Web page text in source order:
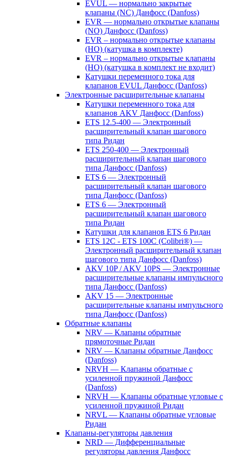
EVUL — нормально закрытые
клапаны (NC) Данфосс (Danfoss)
EVR — нормально открытые клапаны
(NO) Данфосс (Danfoss)
EVR – нормально открытые клапаны
(НО) (катушка в комплекте)
EVR – нормально открытые клапаны
(НО) (катушка в комплект не входит)
Катушки переменного тока для
клапанов EVUL Данфосс (Danfoss)
Электронные расширительные клапаны
Катушки переменного тока для
клапанов AKV Данфосс (Danfoss)
ETS 12.5-400 — Электронный
расширительный клапан шагового
типа Ридан
ETS 250-400 — Электронный
расширительный клапан шагового
типа Данфосс (Danfoss)
ETS 6 — Электронный
расширительный клапан шагового
типа Данфосс (Danfoss)
ETS 6 — Электронный
расширительный клапан шагового
типа Ридан
Катушки для клапанов ETS 6 Ридан
ETS 12C - ETS 100C (Colibri®) —
Электронный расширительный клапан
шагового типа Данфосс (Danfoss)
AKV 10P / AKV 10PS — Электронные
расширительные клапаны импульсного
типа Данфосс (Danfoss)
AKV 15 — Электронные
расширительные клапаны импульсного
типа Данфосс (Danfoss)
Обратные клапаны
NRV — Клапаны обратные
прямоточные Ридан
NRV — Клапаны обратные Данфосс
(Danfoss)
NRVH — Клапаны обратные с
усиленной пружиной Данфосс
(Danfoss)
NRVH — Клапаны обратные угловые с
усиленной пружиной Ридан
NRVL — Клапаны обратные угловые
Ридан
Клапаны-регуляторы давления
NRD — Дифференциальные
регуляторы давления Данфосс